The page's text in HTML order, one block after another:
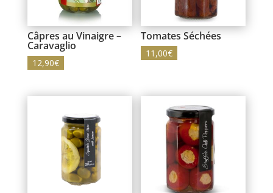
Câpres au Vinaigre –
Caravaglio
12,90€
Tomates Séchées
11,00€